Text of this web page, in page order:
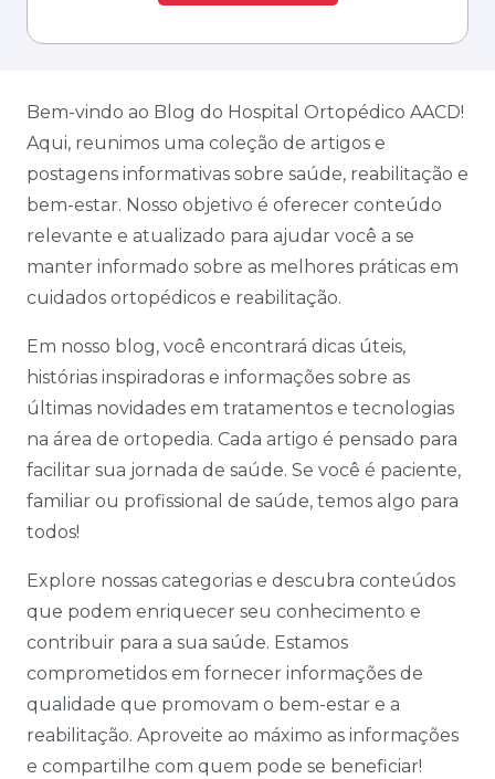
Bem-vindo ao Blog do Hospital Ortopédico AACD!
Aqui, reunimos uma coleção de artigos e
postagens informativas sobre saúde, reabilitação e
bem-estar. Nosso objetivo é oferecer conteúdo
relevante e atualizado para ajudar você a se
manter informado sobre as melhores práticas em
cuidados ortopédicos e reabilitação.
Em nosso blog, você encontrará dicas úteis,
histórias inspiradoras e informações sobre as
últimas novidades em tratamentos e tecnologias
na área de ortopedia. Cada artigo é pensado para
facilitar sua jornada de saúde. Se você é paciente,
familiar ou profissional de saúde, temos algo para
todos!
Explore nossas categorias e descubra conteúdos
que podem enriquecer seu conhecimento e
contribuir para a sua saúde. Estamos
comprometidos em fornecer informações de
qualidade que promovam o bem-estar e a
reabilitação. Aproveite ao máximo as informações
e compartilhe com quem pode se beneficiar!